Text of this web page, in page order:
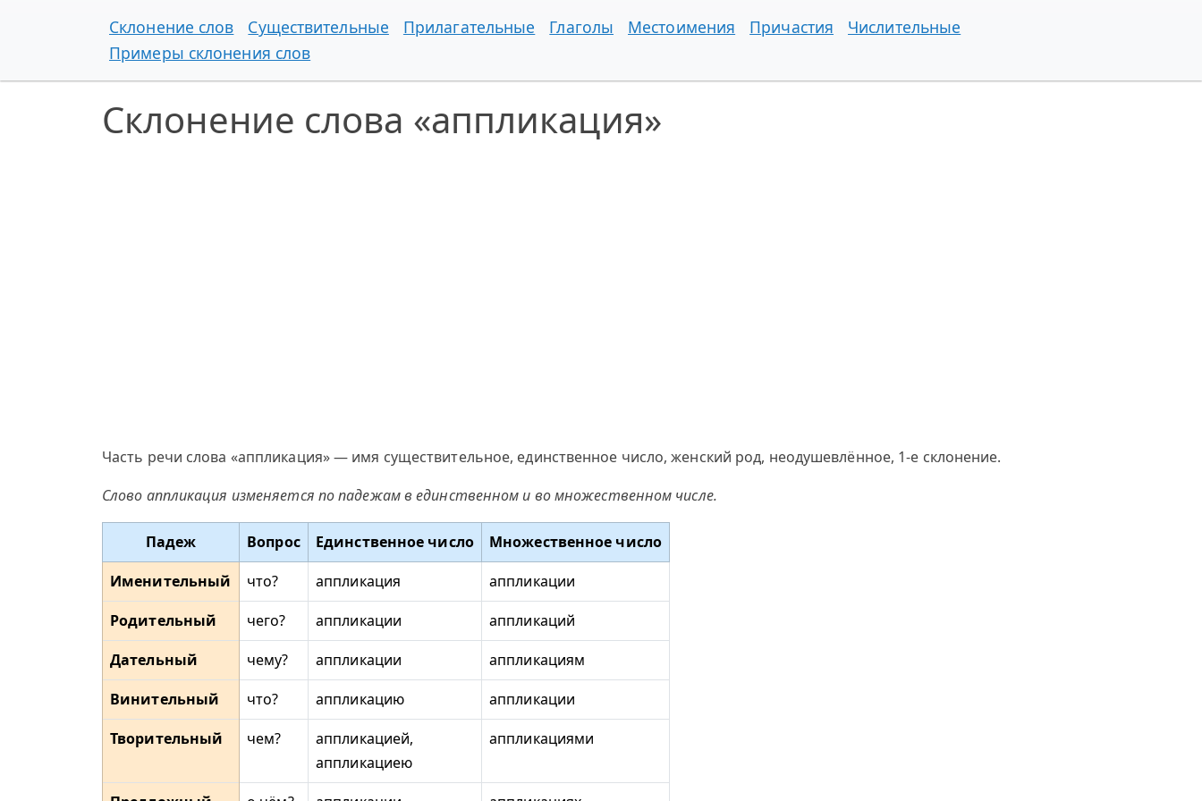
Склонение слов Существительные Прилагательные Глаголы Местоимения Причастия
Числительные
Примеры склонения слов
Склонение слова «аппликация»
Часть речи слова «аппликация» — имя существительное, единственное число, женский род, неодушевлённое, 1-е склонение.
Слово аппликация изменяется по падежам в единственном и во множественном числе.
Падеж Вопрос Единственное число
Множественное число
Именительный
что? аппликация
аппликации
Родительный
чего? аппликации
аппликаций
Дательный
чему? аппликации
аппликациям
Винительный
что? аппликацию
аппликации
Творительный
чем?
аппликацией,
аппликациею
аппликациями